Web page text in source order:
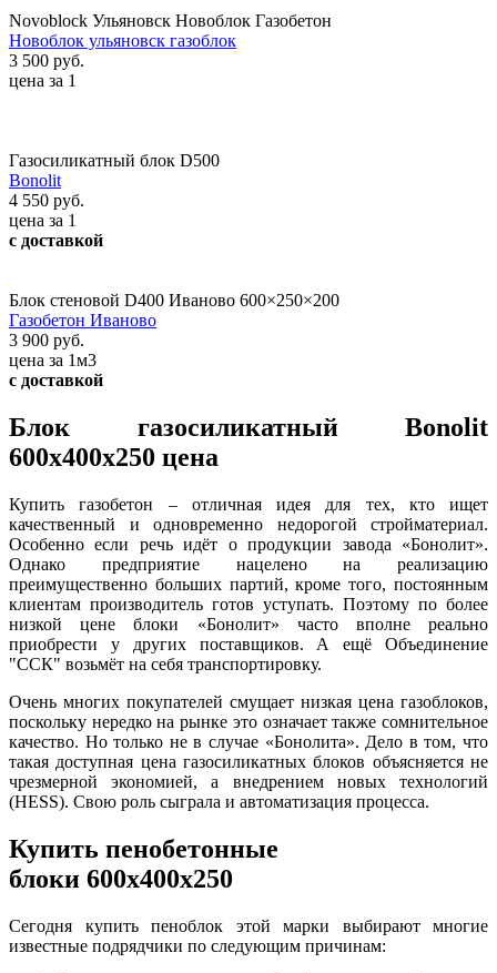
Novoblock Ульяновск Новоблок Газобетон
Новоблок ульяновск газоблок
3 500 руб.
цена за 1
Газосиликатный блок D500
Bonolit
4 550 руб.
цена за 1
с доставкой
Блок стеновой D400 Иваново 600×250×200
Газобетон Иваново
3 900 руб.
цена за 1м3
с доставкой
Блок газосиликатный Bonolit
600x400x250 цена
Купить газобетон – отличная идея для тех, кто ищет
качественный и одновременно недорогой стройматериал.
Особенно если речь идёт о продукции завода «Бонолит».
Однако предприятие нацелено на реализацию
преимущественно больших партий, кроме того, постоянным
клиентам производитель готов уступать. Поэтому по более
низкой цене блоки «Бонолит» часто вполне реально
приобрести у других поставщиков. А ещё Объединение
"ССК" возьмёт на себя транспортировку.
Очень многих покупателей смущает низкая цена газоблоков,
поскольку нередко на рынке это означает также сомнительное
качество. Но только не в случае «Бонолита». Дело в том, что
такая доступная цена газосиликатных блоков объясняется не
чрезмерной экономией, а внедрением новых технологий
(HESS). Свою роль сыграла и автоматизация процесса.
Купить пенобетонные
блоки 600x400x250
Сегодня купить пеноблок этой марки выбирают многие
известные подрядчики по следующим причинам: